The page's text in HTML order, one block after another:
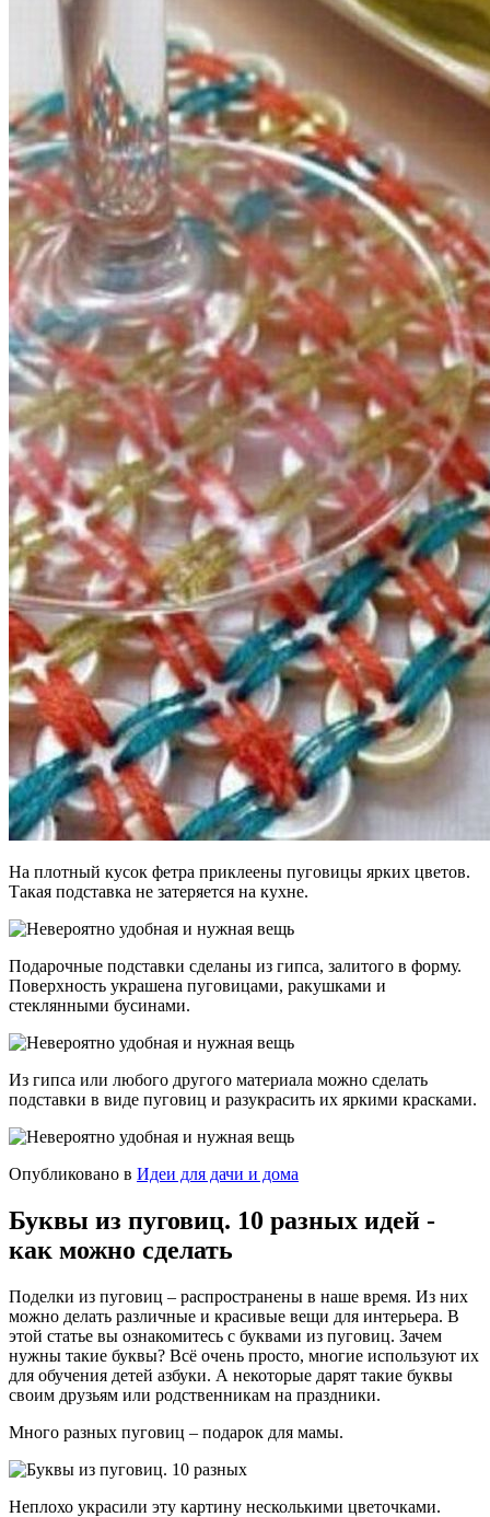
На плотный кусок фетра приклеены пуговицы ярких цветов.
Такая подставка не затеряется на кухне.
Подарочные подставки сделаны из гипса, залитого в форму.
Поверхность украшена пуговицами, ракушками и
стеклянными бусинами.
Из гипса или любого другого материала можно сделать
подставки в виде пуговиц и разукрасить их яркими красками.
Опубликовано в Идеи для дачи и дома
Буквы из пуговиц. 10 разных идей -
как можно сделать
Поделки из пуговиц – распространены в наше время. Из них
можно делать различные и красивые вещи для интерьера. В
этой статье вы ознакомитесь с буквами из пуговиц. Зачем
нужны такие буквы? Всё очень просто, многие используют их
для обучения детей азбуки. А некоторые дарят такие буквы
своим друзьям или родственникам на праздники.
Много разных пуговиц – подарок для мамы.
Неплохо украсили эту картину несколькими цветочками.